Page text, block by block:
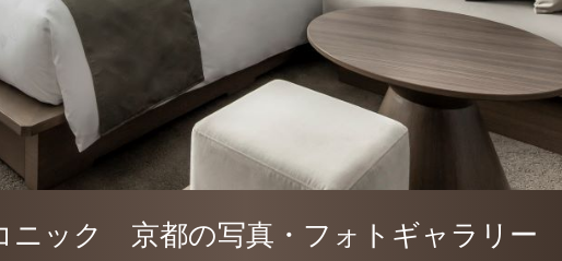
ック 京都の写真・フォトギャラリー